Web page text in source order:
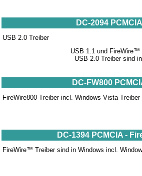
DC-2094 PCMCIA
USB 2.0 Treiber
USB 1.1 und FireWire™
USB 2.0 Treiber sind
DC-FW800
FireWire800 Treiber incl. Windows Vista Treiber
DC-1394 PCMCIA -
FireWire™ Treiber sind in Windows incl.